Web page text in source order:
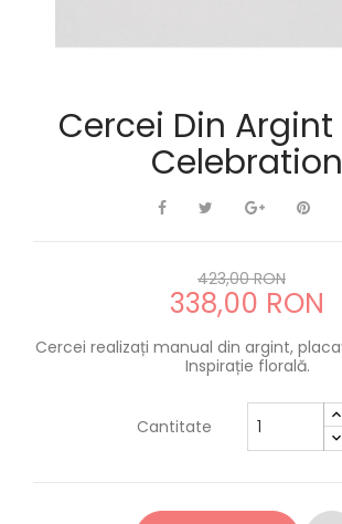
Cercei Din
Celebration
423,00 RON
338,00 RON
Cercei realizați manual din argint,
Inspirație florală.
Cantitate